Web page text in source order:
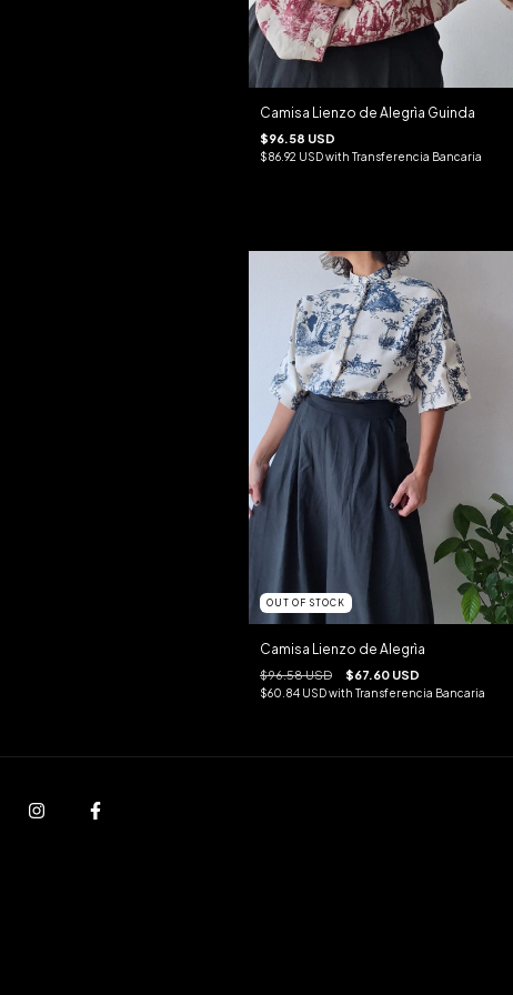
Camisa Lienzo de Alegrìa Guinda
$96.58 USD
$86.92 USDwith Transferencia Bancaria
OUT OF STOCK
Camisa Lienzo de Alegrìa
$96.58 USD $67.60 USD
$60.84 USDwith Transferencia Bancaria